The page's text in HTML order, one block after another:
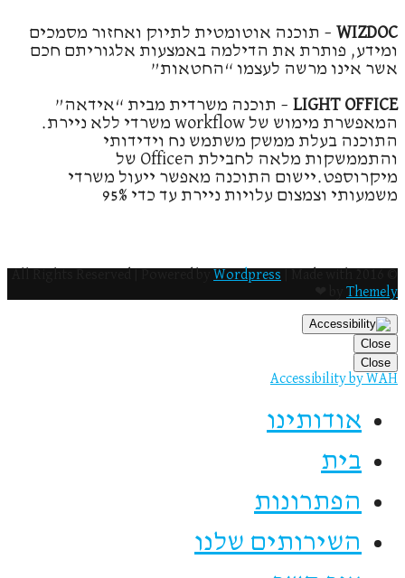
WIZDOC – תוכנה אוטומטית לתיוק ואחזור מסמכים
ומידע, פותרת את הדילמה באמצעות אלגוריתם חכם
אשר אינו מרשה לעצמו “החטאות”
LIGHT OFFICE – תוכנה משרדית מבית “אידאה”
המאפשרת מימוש של workflow משרדי ללא ניירת.
התוכנה בעלת ממשק משתמש נח וידידותי
והתממשקות מלאה לחבילת הOffice של
מיקרוספט.יישום התוכנה מאפשר ייעול משרדי
משמעותי וצמצום עלויות ניירת עד כדי 95%
Wordpress
Themely
Close
Close
Accessibility by WAH
אודותינו
בית
הפתרונות
השירותים שלנו